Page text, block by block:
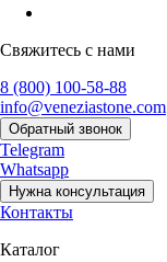
Свяжитесь с нами
8 (800) 100-58-88
info@veneziastone.com
Обратный звонок
Telegram
Whatsapp
Нужна консультация
Контакты
Каталог